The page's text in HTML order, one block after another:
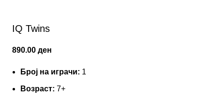
IQ Twins
890.00 ден
Број на играчи: 1
Вoзраст: 7+